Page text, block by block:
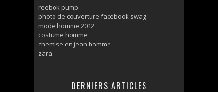
reebok pump
photo de couverture facebook swag
mode homme 2012
costume homme
chemise en jean homme
zara
DERNIERS ARTICLES